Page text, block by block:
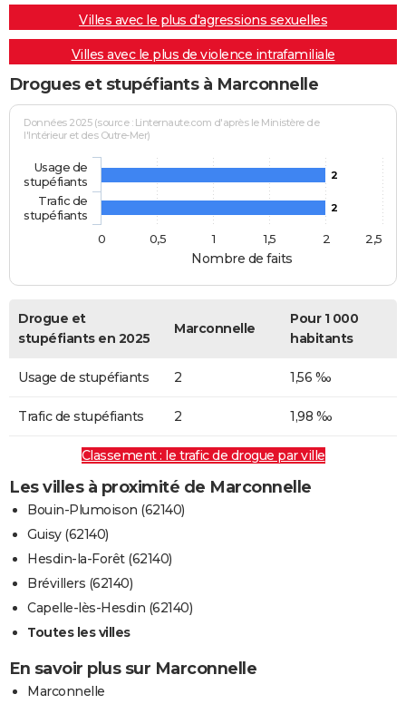
Villes avec le plus d'agressions sexuelles
Villes avec le plus de violence intrafamiliale
Drogues et stupéfiants à Marconnelle
Nombre de faits
Données 2025 (source : Linternaute.com d'après le Ministère de
l'Intérieur et des Outre-Mer)
2
2
Usage de
stupéfiants
Trafic de
stupéfiants
0
0,5 1 1,5 2 2,5
Drogue et
stupéfiants en 2025
Marconnelle
Pour 1 000
habitants
Usage de stupéfiants 2 1,56 ‰
Trafic de stupéfiants 2 1,98 ‰
Classement : le trafic de drogue par ville
Les villes à proximité de Marconnelle
Bouin-Plumoison (62140)
Guisy (62140)
Hesdin-la-Forêt (62140)
Brévillers (62140)
Capelle-lès-Hesdin (62140)
Toutes les villes
En savoir plus sur Marconnelle
Marconnelle